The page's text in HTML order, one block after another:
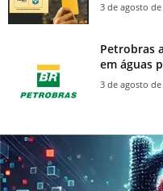
3 de agosto de
Petrobras
em águas
3 de agosto de